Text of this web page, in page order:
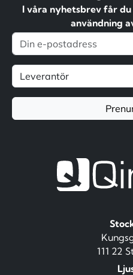
I våra nyhetsbrev får
användning
111 22